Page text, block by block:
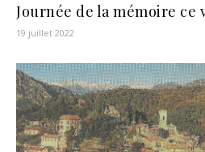
Journée de la mémoire ce
19 juillet 2022